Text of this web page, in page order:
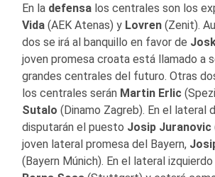
En la defensa los centrales son los
Vida (AEK Atenas) y Lovren (Zenit).
dos se irá al banquillo en favor de
joven promesa croata está llamado a
grandes centrales del futuro. Otras
los centrales serán Martin Erlic
Sutalo (Dinamo Zagreb). En el lateral
disputarán el puesto Josip Juranovic
joven lateral promesa del Bayern,
(Bayern Múnich). En el lateral